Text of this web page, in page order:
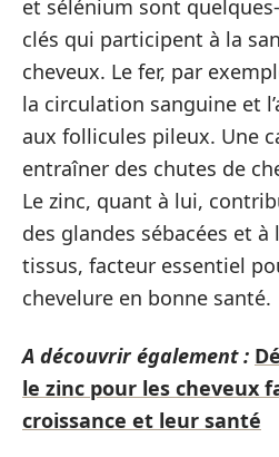
et sélénium sont
clés qui participent à la
cheveux. Le fer, par
la circulation sanguine et
aux follicules pileux. Une
entraîner des chutes de
Le zinc, quant à lui,
des glandes sébacées et
tissus, facteur essentiel
chevelure en bonne santé.
A découvrir également :
le zinc pour les cheveux
croissance et leur santé